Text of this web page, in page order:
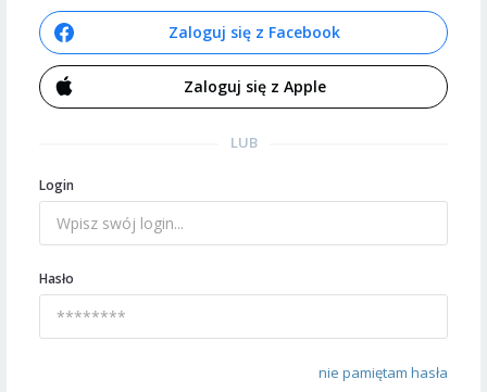
Zaloguj się z Facebook
Zaloguj się z Apple
LUB
Login
Hasło
nie pamiętam hasła